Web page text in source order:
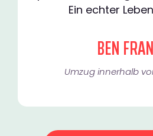
Ein echter
BEN
Umzug innerhalb